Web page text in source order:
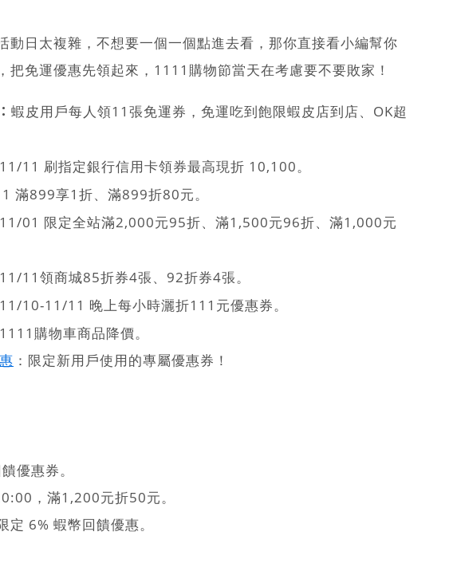
動日太複雜，不想要一個一個點進去看，那你直接看小編幫你
把免運優惠先領起來，1111購物節當天在考慮要不要敗家！
： 蝦皮用戶每人領11張免運券，免運吃到飽限蝦皮店到店、OK超
11/11 刷指定銀行信用卡領券最高現折 10,100。
滿899享1折、滿899折80元。
11/01 限定全站滿2,000元95折、滿1,500元96折、滿1,000元
11/11領商城85折券4張、92折券4張。
11/10-11/11 晚上每小時灑折111元優惠券。
1111購物車商品降價。
：限定新用戶使用的專屬優惠券！
優惠券。
，滿1,200元折50元。
6% 蝦幣回饋優惠。